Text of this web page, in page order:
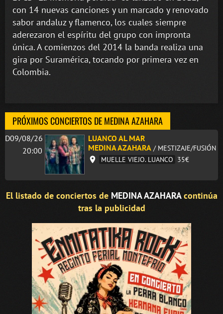
con 14 nuevas canciones y un marcado y renovado
sabor andaluz y flamenco, los cuales siempre
aderezaron el espíritu del grupo con impronta
única. A comienzos del 2014 la banda realiza una
gira por Suramérica, tocando por primera vez en
Colombia.
PRÓXIMOS CONCIERTOS DE MEDINA AZAHARA
D09/08/26
20:00
LUANCO AL MAR
MEDINA AZAHARA / MESTIZAJE/FUSIÓN
MUELLE VIEJO. LUANCO 35€
El listado de conciertos de MEDINA AZAHARAcontinúa
tras la publicidad